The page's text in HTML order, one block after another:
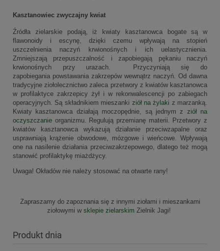
Kasztanowiec zwyczajny kwiat
Źródła zielarskie podają, iż kwiaty kasztanowca bogate są w
flawonoidy i escynę, dzięki czemu wpływają na stopień
uszczelnienia naczyń krwionośnych i ich uelastycznienia.
Zmniejszają przepuszczalność i zapobiegają pękaniu naczyń
krwionośnych przy urazach. Przyczyniają się do
zapobiegania powstawania zakrzepów wewnątrz naczyń. Od dawna
tradycyjne ziołolecznictwo zaleca przetwory z kwiatów kasztanowca
w profilaktyce zakrzepicy żył i w rekonwalescencji po zabiegach
operacyjnych. Są składnikiem mieszanki ziół na żylaki z marzanką.
Kwiaty kasztanowca działają moczopędnie, są jednym z ziół na
oczyszczanie organizmu. Regulują przemianę materii. Przetwory z
kwiatów kasztanowca wykazują działanie przeciwzapalne oraz
usprawniają krążenie obwodowe, mózgowe i wieńcowe. Wpływają
one na nasilenie działania przeciwzakrzepowego, dlatego też mogą
stanowić profilaktykę miażdżycy.
Uwaga! Okładów nie należy stosować na otwarte rany!
Zapraszamy do zapoznania się z innymi ziołami i mieszankami
ziołowymi w sklepie zielarskim Zielnik Jagi!
Produkt dnia